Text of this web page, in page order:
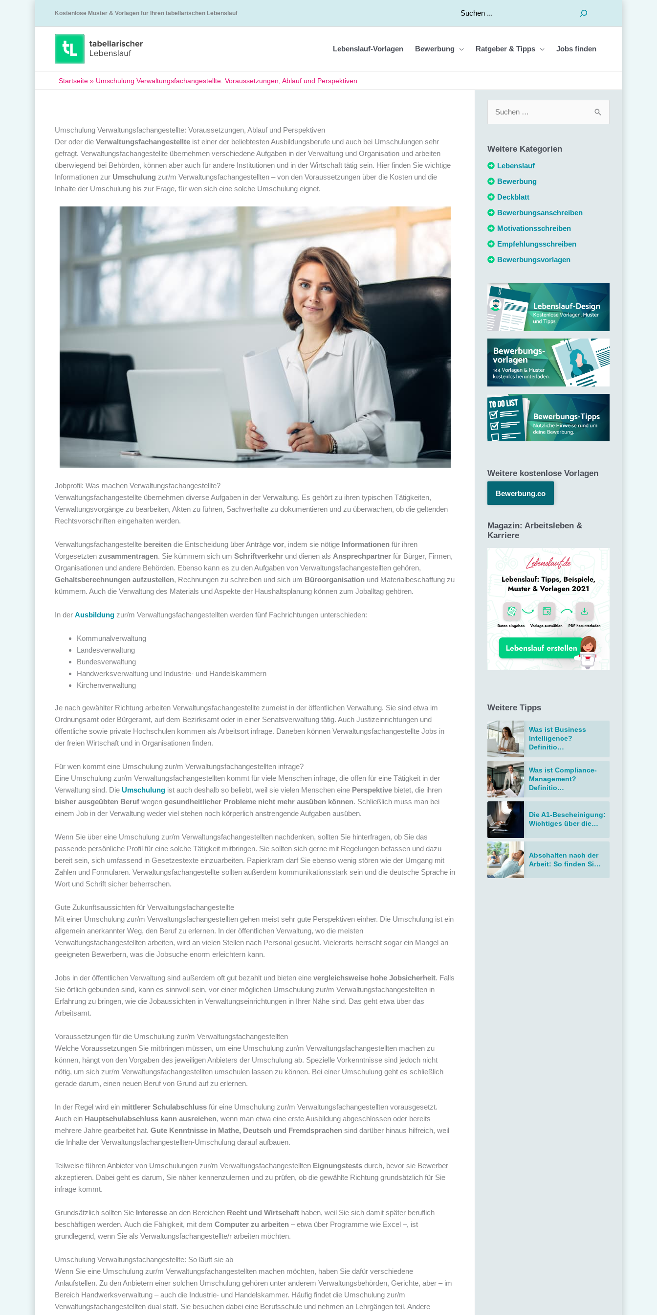
Kostenlose Muster & Vorlagen für Ihren tabellarischen Lebenslauf
Suchen
Lebenslauf-Vorlagen Bewerbung Ratgeber & Tipps Jobs finden
Startseite » Umschulung Verwaltungsfachangestellte: Voraussetzungen, Ablauf und Perspektiven
Umschulung Verwaltungsfachangestellte: Voraussetzungen, Ablauf und Perspektiven
Der oder die Verwaltungsfachangestellte ist einer der beliebtesten Ausbildungsberufe und auch bei Umschulungen sehr
gefragt. Verwaltungsfachangestellte übernehmen verschiedene Aufgaben in der Verwaltung und Organisation und arbeiten
überwiegend bei Behörden, können aber auch für andere Institutionen und in der Wirtschaft tätig sein. Hier finden Sie wichtige
Informationen zur Umschulung zur/m Verwaltungsfachangestellten – von den Voraussetzungen über die Kosten und die
Inhalte der Umschulung bis zur Frage, für wen sich eine solche Umschulung eignet.
Jobprofil: Was machen Verwaltungsfachangestellte?
Verwaltungsfachangestellte übernehmen diverse Aufgaben in der Verwaltung. Es gehört zu ihren typischen Tätigkeiten,
Verwaltungsvorgänge zu bearbeiten, Akten zu führen, Sachverhalte zu dokumentieren und zu überwachen, ob die geltenden
Rechtsvorschriften eingehalten werden.
Verwaltungsfachangestellte bereiten die Entscheidung über Anträge vor, indem sie nötige Informationen für ihren
Vorgesetzten zusammentragen. Sie kümmern sich um Schriftverkehr und dienen als Ansprechpartner für Bürger, Firmen,
Organisationen und andere Behörden. Ebenso kann es zu den Aufgaben von Verwaltungsfachangestellten gehören,
Gehaltsberechnungen aufzustellen, Rechnungen zu schreiben und sich um Büroorganisation und Materialbeschaffung zu
kümmern. Auch die Verwaltung des Materials und Aspekte der Haushaltsplanung können zum Joballtag gehören.
In der Ausbildung zur/m Verwaltungsfachangestellten werden fünf Fachrichtungen unterschieden:
Kommunalverwaltung
Landesverwaltung
Bundesverwaltung
Handwerksverwaltung und Industrie- und Handelskammern
Kirchenverwaltung
Je nach gewählter Richtung arbeiten Verwaltungsfachangestellte zumeist in der öffentlichen Verwaltung. Sie sind etwa im
Ordnungsamt oder Bürgeramt, auf dem Bezirksamt oder in einer Senatsverwaltung tätig. Auch Justizeinrichtungen und
öffentliche sowie private Hochschulen kommen als Arbeitsort infrage. Daneben können Verwaltungsfachangestellte Jobs in
der freien Wirtschaft und in Organisationen finden.
Für wen kommt eine Umschulung zur/m Verwaltungsfachangestellten infrage?
Eine Umschulung zur/m Verwaltungsfachangestellten kommt für viele Menschen infrage, die offen für eine Tätigkeit in der
Verwaltung sind. Die Umschulung ist auch deshalb so beliebt, weil sie vielen Menschen eine Perspektive bietet, die ihren
bisher ausgeübten Beruf wegen gesundheitlicher Probleme nicht mehr ausüben können. Schließlich muss man bei
einem Job in der Verwaltung weder viel stehen noch körperlich anstrengende Aufgaben ausüben.
Wenn Sie über eine Umschulung zur/m Verwaltungsfachangestellten nachdenken, sollten Sie hinterfragen, ob Sie das
passende persönliche Profil für eine solche Tätigkeit mitbringen. Sie sollten sich gerne mit Regelungen befassen und dazu
bereit sein, sich umfassend in Gesetzestexte einzuarbeiten. Papierkram darf Sie ebenso wenig stören wie der Umgang mit
Zahlen und Formularen. Verwaltungsfachangestellte sollten außerdem kommunikationsstark sein und die deutsche Sprache in
Wort und Schrift sicher beherrschen.
Gute Zukunftsaussichten für Verwaltungsfachangestellte
Mit einer Umschulung zur/m Verwaltungsfachangestellten gehen meist sehr gute Perspektiven einher. Die Umschulung ist ein
allgemein anerkannter Weg, den Beruf zu erlernen. In der öffentlichen Verwaltung, wo die meisten
Verwaltungsfachangestellten arbeiten, wird an vielen Stellen nach Personal gesucht. Vielerorts herrscht sogar ein Mangel an
geeigneten Bewerbern, was die Jobsuche enorm erleichtern kann.
Jobs in der öffentlichen Verwaltung sind außerdem oft gut bezahlt und bieten eine vergleichsweise hohe Jobsicherheit. Falls
Sie örtlich gebunden sind, kann es sinnvoll sein, vor einer möglichen Umschulung zur/m Verwaltungsfachangestellten in
Erfahrung zu bringen, wie die Jobaussichten in Verwaltungseinrichtungen in Ihrer Nähe sind. Das geht etwa über das
Arbeitsamt.
Voraussetzungen für die Umschulung zur/m Verwaltungsfachangestellten
Welche Voraussetzungen Sie mitbringen müssen, um eine Umschulung zur/m Verwaltungsfachangestellten machen zu
können, hängt von den Vorgaben des jeweiligen Anbieters der Umschulung ab. Spezielle Vorkenntnisse sind jedoch nicht
nötig, um sich zur/m Verwaltungsfachangestellten umschulen lassen zu können. Bei einer Umschulung geht es schließlich
gerade darum, einen neuen Beruf von Grund auf zu erlernen.
In der Regel wird ein mittlerer Schulabschluss für eine Umschulung zur/m Verwaltungsfachangestellten vorausgesetzt.
Auch ein Hauptschulabschluss kann ausreichen, wenn man etwa eine erste Ausbildung abgeschlossen oder bereits
mehrere Jahre gearbeitet hat. Gute Kenntnisse in Mathe, Deutsch und Fremdsprachen sind darüber hinaus hilfreich, weil
die Inhalte der Verwaltungsfachangestellten-Umschulung darauf aufbauen.
Teilweise führen Anbieter von Umschulungen zur/m Verwaltungsfachangestellten Eignungstests durch, bevor sie Bewerber
akzeptieren. Dabei geht es darum, Sie näher kennenzulernen und zu prüfen, ob die gewählte Richtung grundsätzlich für Sie
infrage kommt.
Grundsätzlich sollten Sie Interesse an den Bereichen Recht und Wirtschaft haben, weil Sie sich damit später beruflich
beschäftigen werden. Auch die Fähigkeit, mit dem Computer zu arbeiten – etwa über Programme wie Excel –, ist
grundlegend, wenn Sie als Verwaltungsfachangestellte/r arbeiten möchten.
Umschulung Verwaltungsfachangestellte: So läuft sie ab
Wenn Sie eine Umschulung zur/m Verwaltungsfachangestellten machen möchten, haben Sie dafür verschiedene
Anlaufstellen. Zu den Anbietern einer solchen Umschulung gehören unter anderem Verwaltungsbehörden, Gerichte, aber – im
Bereich Handwerksverwaltung – auch die Industrie- und Handelskammer. Häufig findet die Umschulung zur/m
Verwaltungsfachangestellten dual statt. Sie besuchen dabei eine Berufsschule und nehmen an Lehrgängen teil. Andere
h
e
n
n
a
c
h
Weitere Kategorien
Lebenslauf
Bewerbung
Deckblatt
Bewerbungsanschreiben
Motivationsschreiben
Empfehlungsschreiben
Bewerbungsvorlagen
Weitere kostenlose Vorlagen
Bewerbung.co
Magazin: Arbeitsleben &
Karriere
Weitere Tipps
Was ist Business
Intelligence?
Definitio…
Was ist Compliance-
Management?
Definitio…
Die A1-Bescheinigung:
Wichtiges über die…
Abschalten nach der
Arbeit: So finden Si…